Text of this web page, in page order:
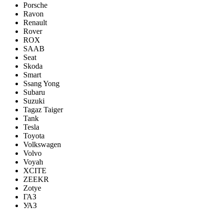
Porsсhe
Ravon
Renault
Rover
ROX
SAAB
Seat
Skoda
Smart
Ssang Yong
Subaru
Suzuki
Tagaz Taiger
Tank
Tesla
Toyota
Volkswagen
Volvo
Voyah
XCITE
ZEEKR
Zotye
ГАЗ
УАЗ